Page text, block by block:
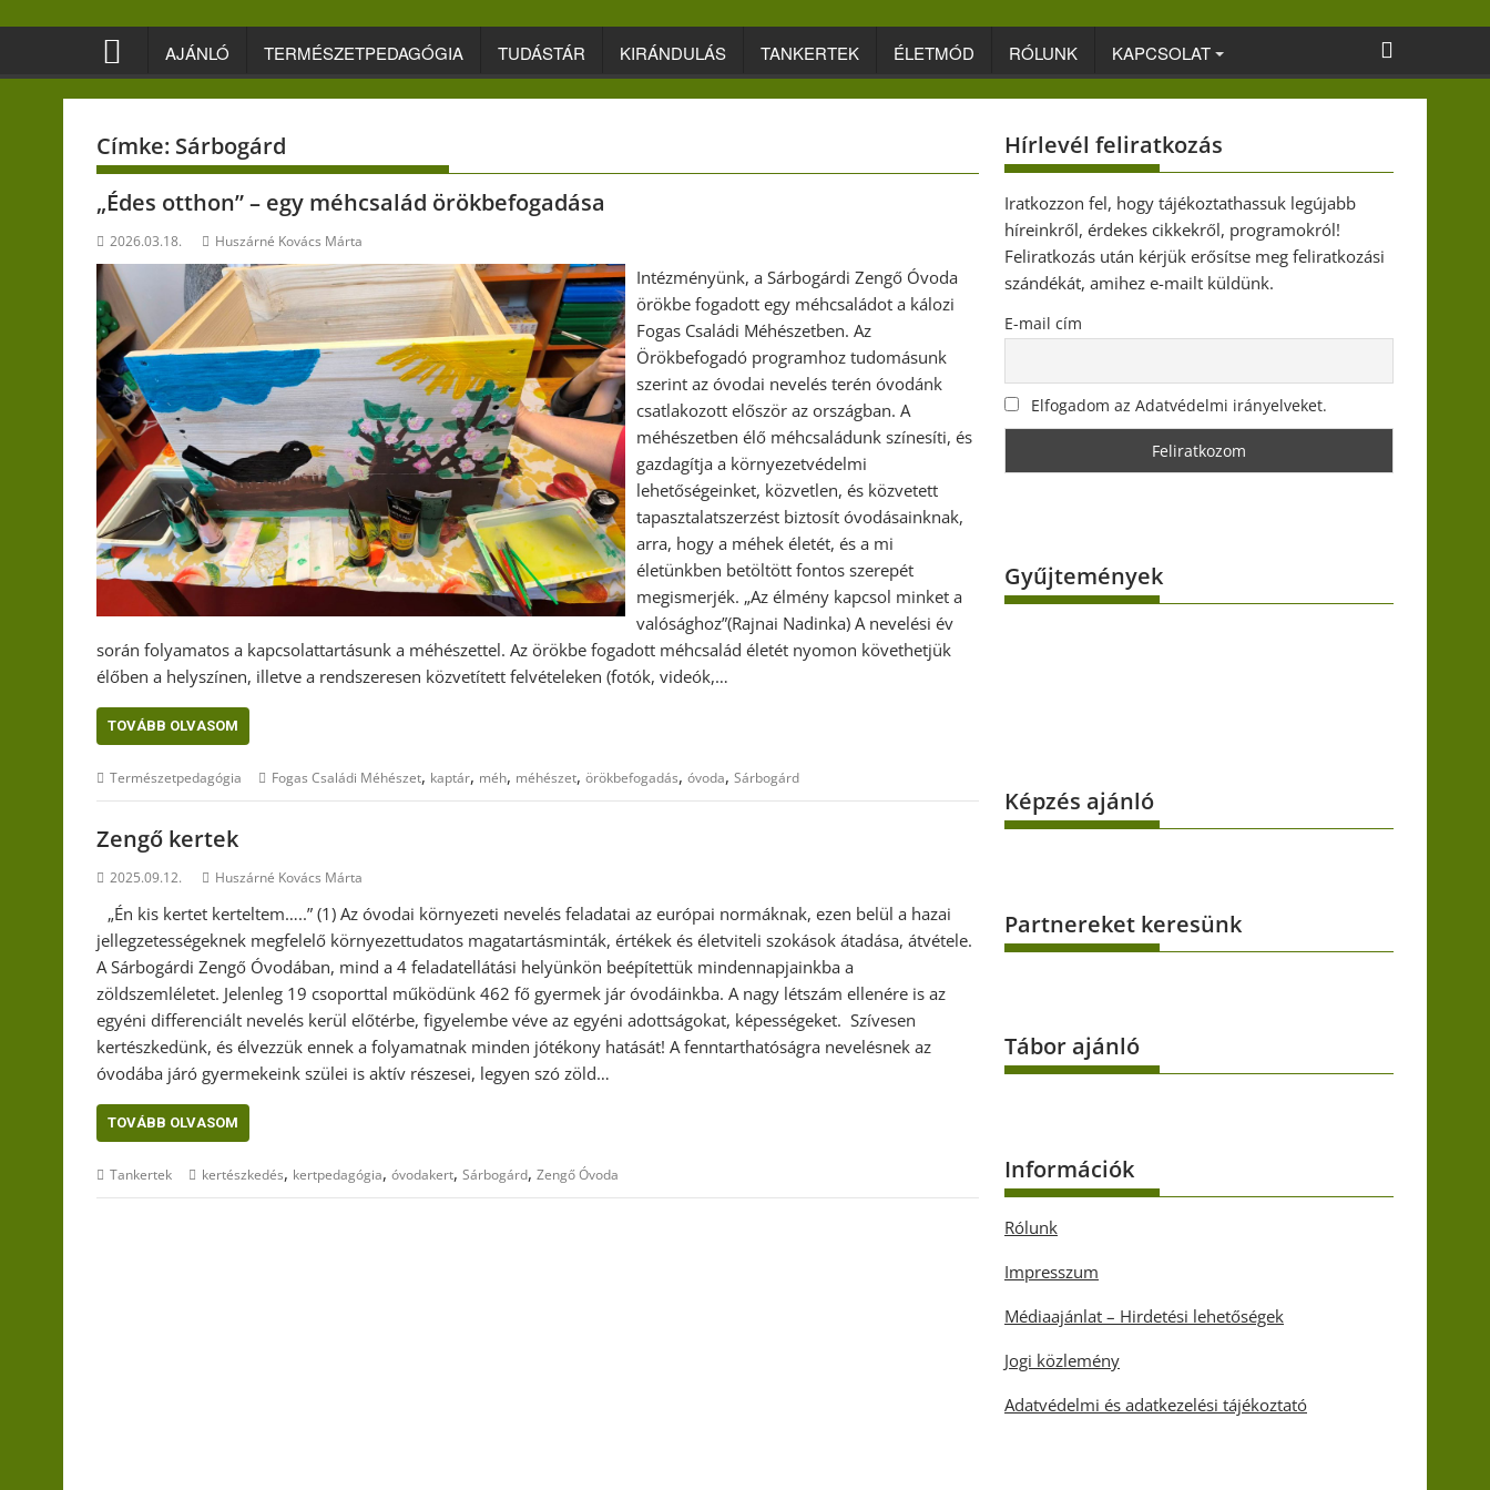
AJÁNLÓ TERMÉSZETPEDAGÓGIA TUDÁSTÁR KIRÁNDULÁS TANKERTEK ÉLETMÓD RÓLUNK KAPCSOLAT
Címke: Sárbogárd
„Édes otthon” – egy méhcsalád örökbefogadása
2026.03.18. Huszárné Kovács Márta
Intézményünk, a Sárbogárdi Zengő Óvoda
örökbe fogadott egy méhcsaládot a kálozi
Fogas Családi Méhészetben. Az
Örökbefogadó programhoz tudomásunk
szerint az óvodai nevelés terén óvodánk
csatlakozott először az országban. A
méhészetben élő méhcsaládunk színesíti, és
gazdagítja a környezetvédelmi
lehetőségeinket, közvetlen, és közvetett
tapasztalatszerzést biztosít óvodásainknak,
arra, hogy a méhek életét, és a mi
életünkben betöltött fontos szerepét
megismerjék. „Az élmény kapcsol minket a
valósághoz”(Rajnai Nadinka) A nevelési év
során folyamatos a kapcsolattartásunk a méhészettel. Az örökbe fogadott méhcsalád életét nyomon követhetjük
élőben a helyszínen, illetve a rendszeresen közvetített felvételeken (fotók, videók,…
TOVÁBB OLVASOM
Természetpedagógia Fogas Családi Méhészet, kaptár, méh, méhészet, örökbefogadás, óvoda, Sárbogárd
Zengő kertek
2025.09.12. Huszárné Kovács Márta
„Én kis kertet kerteltem…..” (1) Az óvodai környezeti nevelés feladatai az európai normáknak, ezen belül a hazai
jellegzetességeknek megfelelő környezettudatos magatartásminták, értékek és életviteli szokások átadása, átvétele.
A Sárbogárdi Zengő Óvodában, mind a 4 feladatellátási helyünkön beépítettük mindennapjainkba a
zöldszemléletet. Jelenleg 19 csoporttal működünk 462 fő gyermek jár óvodáinkba. A nagy létszám ellenére is az
egyéni differenciált nevelés kerül előtérbe, figyelembe véve az egyéni adottságokat, képességeket. Szívesen
kertészkedünk, és élvezzük ennek a folyamatnak minden jótékony hatását! A fenntarthatóságra nevelésnek az
óvodába járó gyermekeink szülei is aktív részesei, legyen szó zöld…
TOVÁBB OLVASOM
Tankertek kertészkedés, kertpedagógia, óvodakert, Sárbogárd, Zengő Óvoda
Hírlevél feliratkozás
Iratkozzon fel, hogy tájékoztathassuk legújabb
híreinkről, érdekes cikkekről, programokról!
Feliratkozás után kérjük erősítse meg feliratkozási
szándékát, amihez e-mailt küldünk.
E-mail cím
Elfogadom az Adatvédelmi irányelveket.
Gyűjtemények
Képzés ajánló
Partnereket keresünk
Tábor ajánló
Információk
Rólunk
Impresszum
Médiaajánlat – Hirdetési lehetőségek
Jogi közlemény
Adatvédelmi és adatkezelési tájékoztató